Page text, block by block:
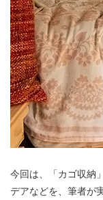
今回は、「カゴ収納
デアなどを、筆者が